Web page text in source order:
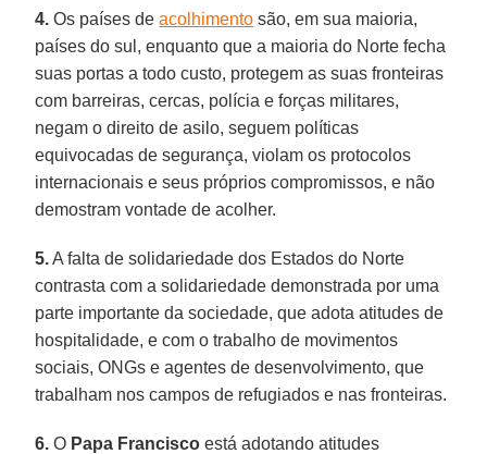
4. Os países deacolhimento são, em sua maioria,
países do sul, enquanto que a maioria do Norte fecha
suas portas a todo custo, protegem as suas fronteiras
com barreiras, cercas, polícia e forças militares,
negam o direito de asilo, seguem políticas
equivocadas de segurança, violam os protocolos
internacionais e seus próprios compromissos, e não
demostram vontade de acolher.
5.A falta de solidariedade dos Estados do Norte
contrasta com a solidariedade demonstrada por uma
parte importante da sociedade, que adota atitudes de
hospitalidade, e com o trabalho de movimentos
sociais, ONGs e agentes de desenvolvimento, que
trabalham nos campos de refugiados e nas fronteiras.
6. O Papa Francisco está adotando atitudes